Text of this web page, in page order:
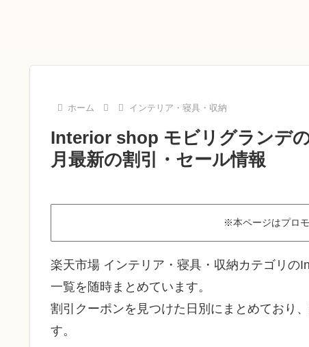
ホーム インテリア・寝具・収納
Interior shop モビリグランデ
月最新の割引・セール情報
※本ページはプロ
楽天市場 インテリア・寝具・収納カテゴリの
一覧を随時まとめています。
割引クーポンを見つけた日別にまとめており
す。